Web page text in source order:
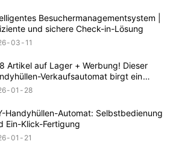
Besuchermanagementsystem |
und sichere Check-in-Lösung
03 11
Artikel auf Lager + Werbung! Dieser
Verkaufsautomat birgt ein
Geschäftspotenzial.
01 28
Handyhüllen-Automat: Selbstbedienung
Ein-Klick-Fertigung
01 21